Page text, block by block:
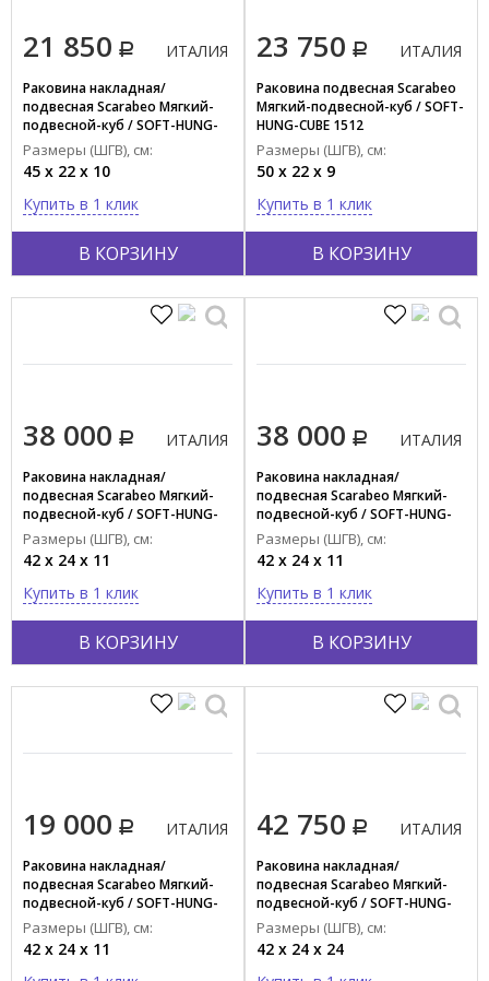
21 850
В КОРЗИНУ
ИТАЛИЯ
Раковина накладная/
подвесная Scarabeo Мягкий-
подвесной-куб / SOFT-HUNG-
CUBE 1501
Размеры (ШГВ), см:
45 x 22 x 10
Купить в 1 клик
23 750
В КОРЗИНУ
ИТАЛИЯ
Раковина подвесная Scarabeo
Мягкий-подвесной-куб / SOFT-
HUNG-CUBE 1512
Размеры (ШГВ), см:
50 x 22 x 9
Купить в 1 клик
38 000
В КОРЗИНУ
ИТАЛИЯ
Раковина накладная/
подвесная Scarabeo Мягкий-
подвесной-куб / SOFT-HUNG-
CUBE 1523/49
Размеры (ШГВ), см:
42 x 24 x 11
Купить в 1 клик
38 000
В КОРЗИНУ
ИТАЛИЯ
Раковина накладная/
подвесная Scarabeo Мягкий-
подвесной-куб / SOFT-HUNG-
CUBE 1523/41
Размеры (ШГВ), см:
42 x 24 x 11
Купить в 1 клик
19 000 ИТАЛИЯ
Раковина накладная/
подвесная Scarabeo Мягкий-
подвесной-куб / SOFT-HUNG-
CUBE 1523
Размеры (ШГВ), см:
42 x 24 x 11
42 750 ИТАЛИЯ
Раковина накладная/
подвесная Scarabeo Мягкий-
подвесной-куб / SOFT-HUNG-
CUBE 1522/49
Размеры (ШГВ), см:
42 x 24 x 24